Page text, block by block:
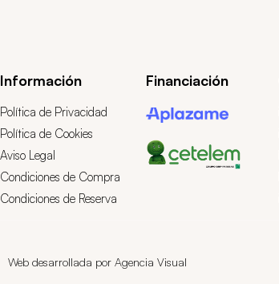
Información
Política de Privacidad
Política de Cookies
Aviso Legal
Condiciones de Compra
Condiciones de Reserva
Financiación
Web desarrollada por Agencia Visual